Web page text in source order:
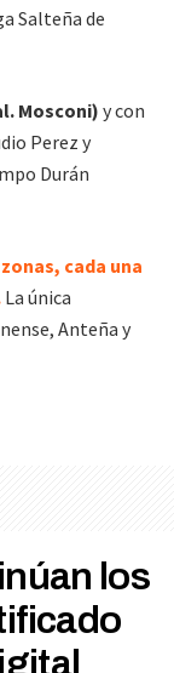
Salteña de
Mosconi) y con
Perez y
Durán
cada una
La única
Anteña y
los